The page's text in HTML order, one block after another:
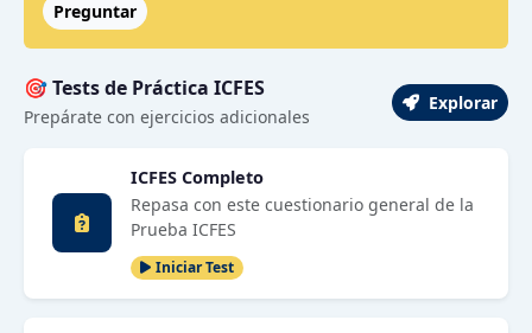
Preguntar
🎯 Tests de Práctica ICFES
Prepárate con ejercicios adicionales
Explorar
ICFES Completo
Repasa con este cuestionario general de la
Prueba ICFES
Iniciar Test